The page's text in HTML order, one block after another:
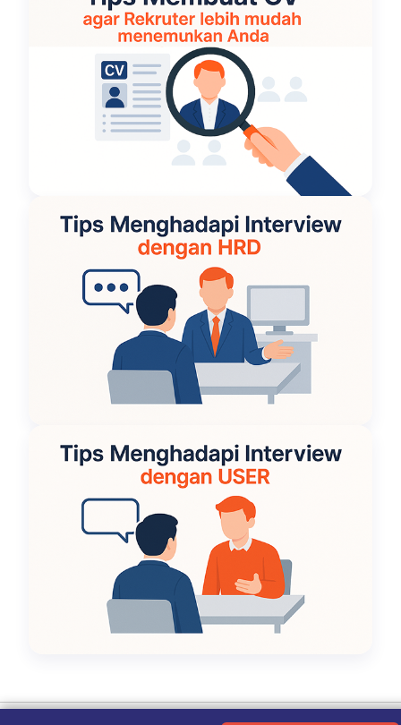
Kebijakan Privasi|Tentang Kami|